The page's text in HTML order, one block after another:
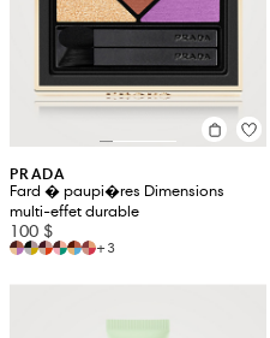
PRADA
Fard � paupi�res Dimensions
multi-effet durable
100 $
+3